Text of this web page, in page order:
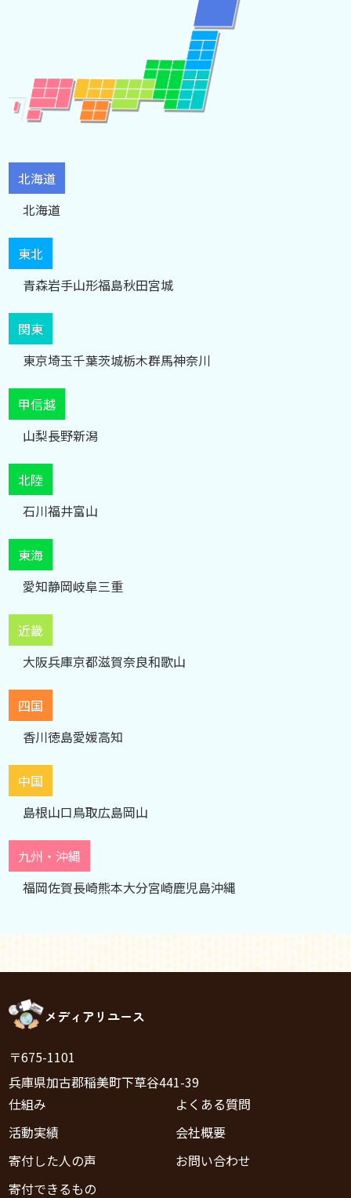
北海道
北海道
東北
青森岩手山形福島秋田宮城
関東
東京埼玉千葉茨城栃木群馬神奈川
甲信越
山梨長野新潟
北陸
石川福井富山
東海
愛知静岡岐阜三重
近畿
大阪兵庫京都滋賀奈良和歌山
四国
香川徳島愛媛高知
中国
島根山口鳥取広島岡山
九州・沖縄
福岡佐賀長崎熊本大分宮崎鹿児島沖縄
メディアリユース
〒675-1101
兵庫県加古郡稲美町下草谷441-39
仕組み
活動実績
寄付した人の声
寄付できるもの
よくある質問
会社概要
お問い合わせ